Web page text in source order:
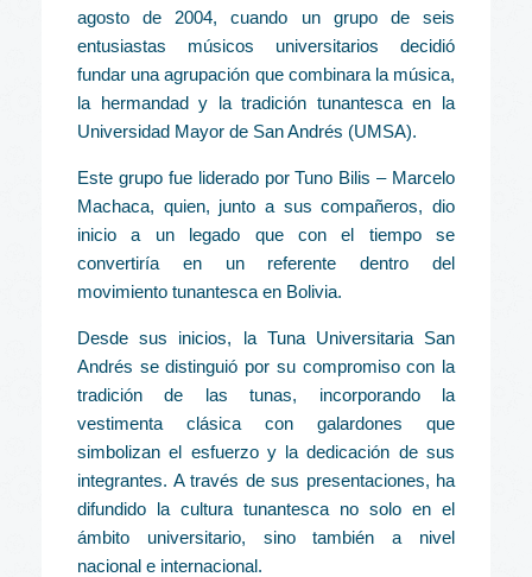
agosto de 2004, cuando un grupo de seis
entusiastas músicos universitarios decidió
fundar una agrupación que combinara la música,
la hermandad y la tradición tunantesca en la
Universidad Mayor de San Andrés (UMSA).
Este grupo fue liderado por Tuno Bilis – Marcelo
Machaca, quien, junto a sus compañeros, dio
inicio a un legado que con el tiempo se
convertiría en un referente dentro del
movimiento tunantesca en Bolivia.
Desde sus inicios, la Tuna Universitaria San
Andrés se distinguió por su compromiso con la
tradición de las tunas, incorporando la
vestimenta clásica con galardones que
simbolizan el esfuerzo y la dedicación de sus
integrantes. A través de sus presentaciones, ha
difundido la cultura tunantesca no solo en el
ámbito universitario, sino también a nivel
nacional e internacional.